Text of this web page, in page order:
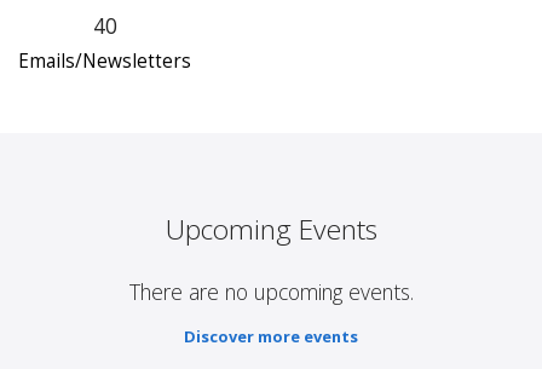
40
Emails/Newsletters
Upcoming Events
There are no upcoming events.
Discover more events